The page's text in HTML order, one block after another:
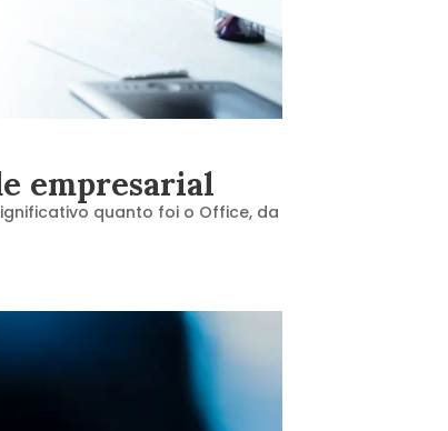
empresarial
quanto foi o Office, da